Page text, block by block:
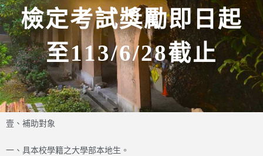
檢定考試獎勵即日起
至113/6/28截止
壹、補助對象
一、具本校學籍之大學部本地生。